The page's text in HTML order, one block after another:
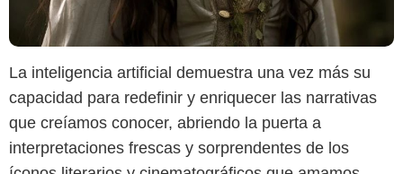
La inteligencia artificial demuestra una vez más su
capacidad para redefinir y enriquecer las narrativas
que creíamos conocer, abriendo la puerta a
interpretaciones frescas y sorprendentes de los